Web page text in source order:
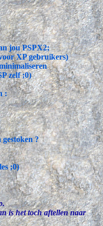
jou PSPX2;
XP gebruikers)
zelf ;0)
:
?
;0)
is het toch aftellen naar